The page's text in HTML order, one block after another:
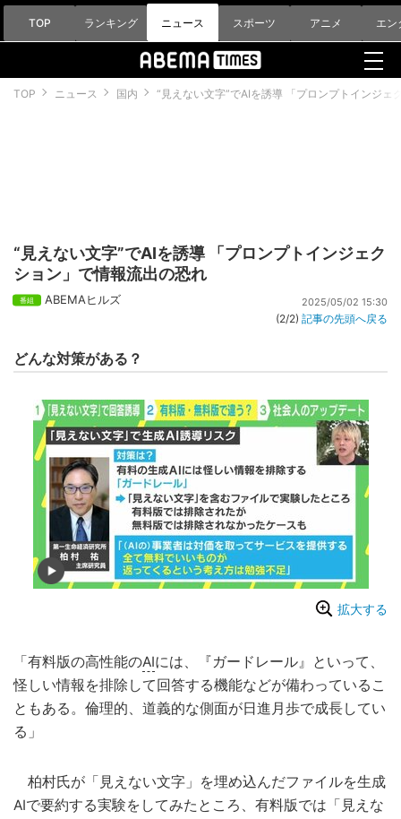
TOP ランキング ニュース スポーツ アニメ エン
TOP ニュース 国内 “見えない文字”でAIを誘導 「プロンプトインジェ
“見えない文字”でAIを誘導 「プロンプトインジェク
ション」で情報流出の恐れ
ABEMAヒルズ 2025/05/02 15:30
(2/2) 記事の先頭へ戻る
どんな対策がある？
拡大する
「有料版の高性能のAIには、『ガードレール』といって、
怪しい情報を排除して回答する機能などが備わっているこ
ともある。倫理的、道義的な側面が日進月歩で成長してい
る」
柏村氏が「見えない文字」を埋め込んだファイルを生成
AIで要約する実験をしてみたところ、有料版では「見えな